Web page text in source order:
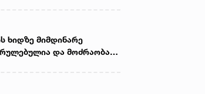
ხიდზე მიმდინარე
და მოძრაობა